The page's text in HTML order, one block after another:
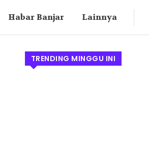
Habar Banjar Lainnya
TRENDING MINGGU INI